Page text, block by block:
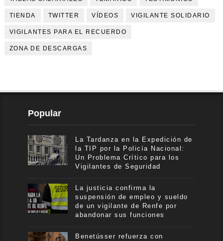
TIENDA TWITTER VÍDEOS VIGILANTE SOLIDARIO
VIGILANTES PARA EL RECUERDO
ZONA DE DESCARGAS
Popular
La Tardanza en la Expedición de
la TIP por la Policía Nacional:
Un Problema Crítico para los
Vigilantes de Seguridad
La justicia confirma la
suspensión de empleo y sueldo
de un vigilante de Renfe por
abandonar sus funciones
Benetússer refuerza con